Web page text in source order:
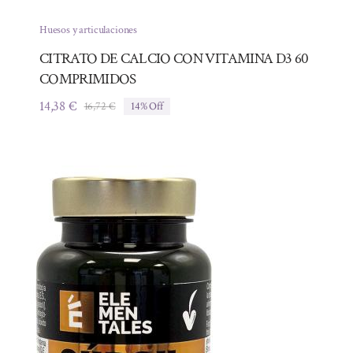
Huesos y articulaciones
CITRATO DE CALCIO CON VITAMINA D3 60
COMPRIMIDOS
16,72€El
16,72 €.
14,38 €
El
14,38 €.
14% Off